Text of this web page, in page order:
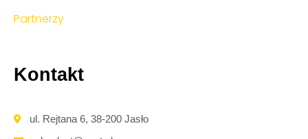
Partnerzy
Kontakt
ul. Rejtana 6, 38-200 Jasło